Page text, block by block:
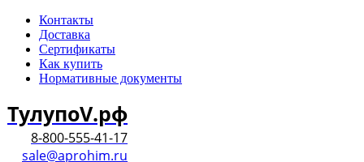
Контакты
Доставка
Сертификаты
Как купить
Нормативные документы
ТулупоV.рф
8-800-555-41-17
sale@aprohim.ru